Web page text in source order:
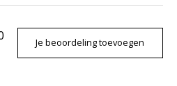
Je beoordeling toevoegen